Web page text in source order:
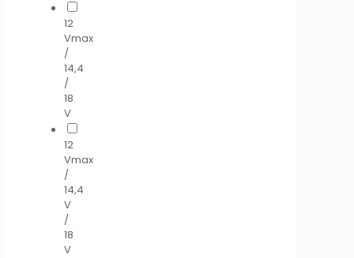
12
Vmax
/
14,4
/
18
V
12
Vmax
/
14,4
V
/
18
V